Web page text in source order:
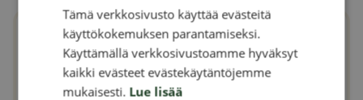
FINNISH
DANISH
NORWEGIAN
Tämä verkkosivusto käyttää evästeitä
käyttökokemuksen parantamiseksi.
Käyttämällä verkkosivustoamme hyväksyt
kaikki evästeet evästekäytäntöjemme
mukaisesti. Lue lisää